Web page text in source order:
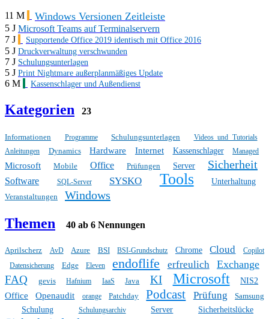
11 M Windows Versionen Zeitleiste
5 J Microsoft Teams auf Terminalservern
7 J
Supportende Office 2019 identisch mit Office 2016
5 J Druckverwaltung verschwunden
7 J Schulungsunterlagen
5 J Print Nightmare außerplanmäßiges Update
6 M Kassenschlager und Außendienst
Kategorien 23
Informationen Programme Schulungsunterlagen
Videos und Tutorials
Anleitungen
Dynamics Hardware Internet Kassenschlager Managed
Microsoft Mobile Office Prüfungen Server Sicherheit
Software SQL-Server SYSKO Tools
Unterhaltung
Veranstaltungen
Windows
Themen 40 ab 6 Nennungen
Aprilscherz AvD Azure BSI BSI-Grundschutz Chrome Cloud
Copilot
Datensicherung
Edge Eleven endoflife erfreulich Exchange
FAQ gevis Hafnium IaaS Java KI Microsoft NIS2
Office Openaudit orange Patchday Podcast Prüfung
Samsung
Schulung
Schulungsarchiv Server Sicherheitslücke